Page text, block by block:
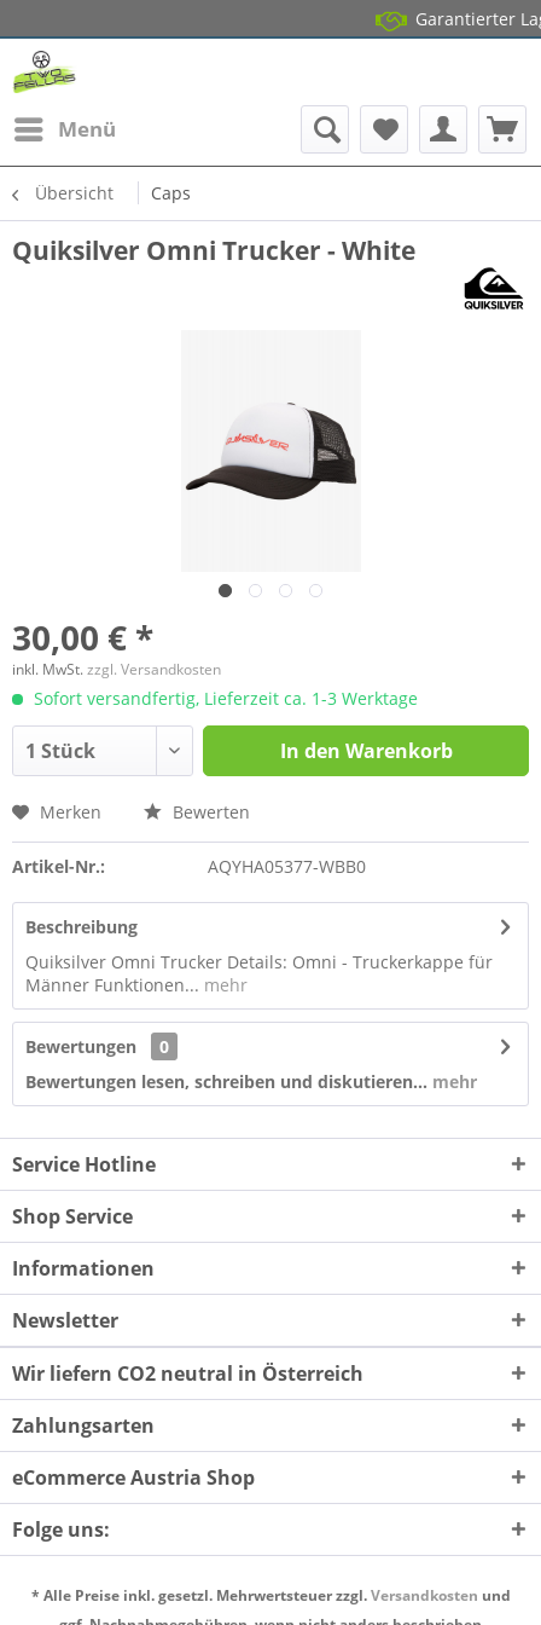
14
Garantierter
Menü
Übersicht Caps
Quiksilver Omni Trucker - White
30,00 € *
inkl. MwSt.zzgl. Versandkosten
Sofort versandfertig, Lieferzeit ca. 1-3 Werktage
In den Warenkorb
Merken Bewerten
Artikel-Nr.: AQYHA05377-WBB0
Beschreibung
Quiksilver Omni Trucker Details: Omni - Truckerkappe für
Männer Funktionen... mehr
Bewertungen
0
Bewertungen lesen, schreiben und diskutieren... mehr
Service Hotline
Shop Service
Informationen
Newsletter
Wir liefern CO2 neutral in Österreich
Zahlungsarten
eCommerce Austria Shop
Folge uns:
* Alle Preise inkl. gesetzl. Mehrwertsteuer zzgl.Versandkosten und